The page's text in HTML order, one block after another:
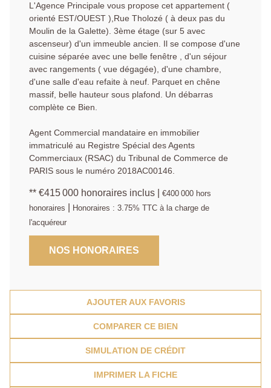
L'Agence Principale vous propose cet appartement (
orienté EST/OUEST ),Rue Tholozé ( à deux pas du
Moulin de la Galette). 3ème étage (sur 5 avec
ascenseur) d'un immeuble ancien. Il se compose d'une
cuisine séparée avec une belle fenêtre , d'un séjour
avec rangements ( vue dégagée), d'une chambre,
d'une salle d'eau refaite à neuf. Parquet en chêne
massif, belle hauteur sous plafond. Un débarras
complète ce Bien.
Agent Commercial mandataire en immobilier
immatriculé au Registre Spécial des Agents
Commerciaux (RSAC) du Tribunal de Commerce de
PARIS sous le numéro 2018AC00146.
** €415 000 honoraires inclus €400 000 hors
honoraires
Honoraires : 3.75% TTC à la charge de
l'acquéreur
NOS HONORAIRES
AJOUTER AUX FAVORIS
COMPARER CE BIEN
SIMULATION DE CRÉDIT
IMPRIMER LA FICHE